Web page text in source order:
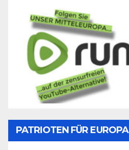
PATRIOTEN FÜR EUROPA